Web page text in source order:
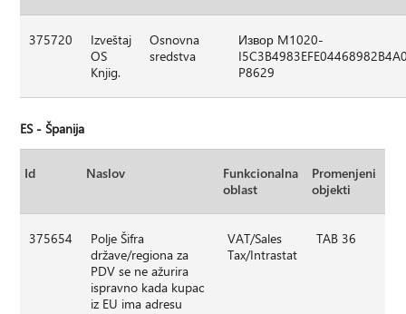
375720
Izveštaj
OS
Knjig.
Osnovna
sredstva
Извор M1020-
P8629
ES - Španija
Id Naslov
Funkcionalna
oblast
Promenjeni
objekti
375654
Polje Šifra
države/regiona za
PDV se ne ažurira
ispravno kada kupac
iz EU ima adresu
VAT/Sales
Tax/Intrastat
TAB 36